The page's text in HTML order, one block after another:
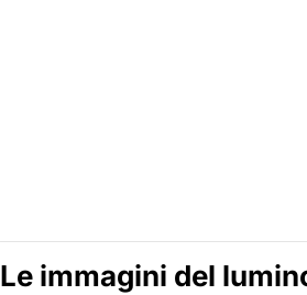
Le immagini del